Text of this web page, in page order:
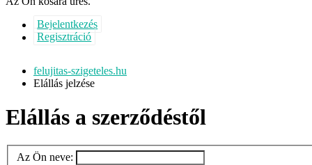
Bejelentkezés
Regisztráció
felujitas-szigeteles.hu
Elállás jelzése
Elállás a szerződéstől
Az Ön neve: